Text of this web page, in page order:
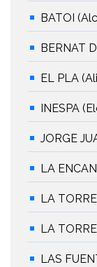
BATOI
BERNAT
EL PLA
INESPA
JORGE
LA
LA
LA
LAS